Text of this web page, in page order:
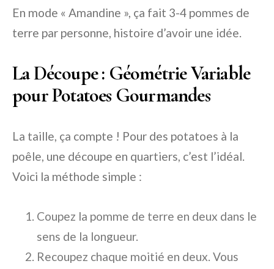
En mode « Amandine », ça fait 3-4 pommes de
terre par personne, histoire d’avoir une idée.
La Découpe : Géométrie Variable
pour Potatoes Gourmandes
La taille, ça compte ! Pour des potatoes à la
poêle, une découpe en quartiers, c’est l’idéal.
Voici la méthode simple :
Coupez la pomme de terre en deux dans le
sens de la longueur.
Recoupez chaque moitié en deux. Vous